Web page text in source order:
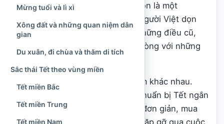
tục hay món ăn đặc trưng. Tết còn là một
“khoảng thời gian văn hóa”, nơi người Việt dọn
dẹp không gian sống, khép lại những điều cũ,
tưởng nhớ người đi trước và mở lòng với những
Tết xưa và Tết nay có nhiều điểm khác nhau.
Cuộc sống hiện đại khiến nhịp chuẩn bị Tết ngắn
hơn, nhiều gia đình lựa chọn sự đơn giản, mua
Mừng tuổi và lì xì
Xông đất và những quan niệm dân
gian
Du xuân, đi chùa và thăm di tích
Sắc thái Tết theo vùng miền
Tết miền Bắc
Tết miền Trung
Tết miền Nam